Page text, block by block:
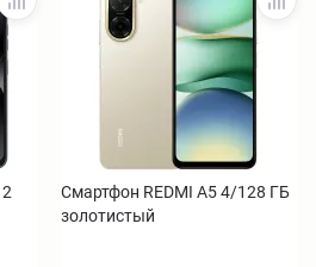
Смартфон REDMI A5 4/128 ГБ
золотистый